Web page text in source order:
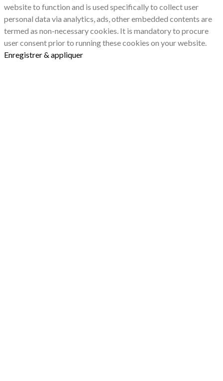
website to function and is used specifically to collect user
personal data via analytics, ads, other embedded contents are
termed as non-necessary cookies. It is mandatory to procure
user consent prior to running these cookies on your website.
Enregistrer & appliquer